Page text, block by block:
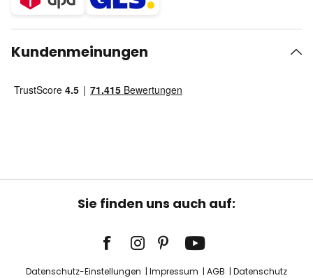
Kundenmeinungen
Sie finden uns auch auf:
Datenschutz-Einstellungen Impressum AGB Datenschutz